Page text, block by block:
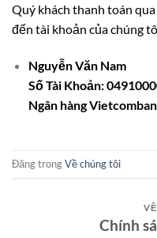
Quý khách thanh toán
đến tài khoản của chúng
Nguyễn Văn Nam
Số Tài Khoản:
Ngân hàng
Đăng trongVề chúng tôi
Chính